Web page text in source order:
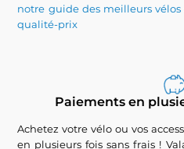
notre guide des meilleurs
qualité-prix
Paiements en
Achetez votre vélo ou vos
en plusieurs fois sans frais !